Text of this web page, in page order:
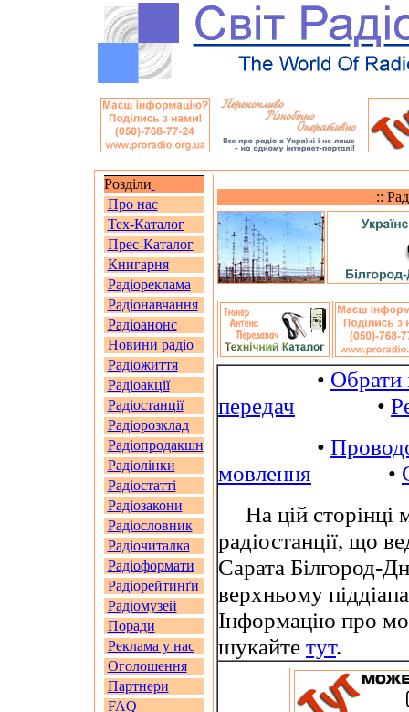
Розділи
Про нас
Тех-Каталог
Прес-Каталог
Книгарня
Радіореклама
Радіонавчання
Радіоанонс
Новини радіо
Радіожиття
Радіоакції
Радіостанції
Радіорозклад
Радіопродакшн
Радіолінки
Радіостатті
Радіозакони
Радіословник
Радіочиталка
Радіоформати
Радіорейтинґи
Радіомузей
Поради
Реклама у нас
Оголошення
Партнери
FAQ
::
• Обрати
передач •
•
мовлення •
На цій сторінці
радіостанції, що
Сарата Білгород-
верхньому
Інформацію про
шукайте тут.